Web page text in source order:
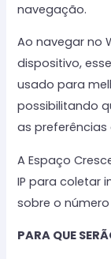
navegação.
Ao navegar no
dispositivo,
usado para
possibilitando
as preferências
A Espaço
IP para coletar
sobre o
PARA QUE